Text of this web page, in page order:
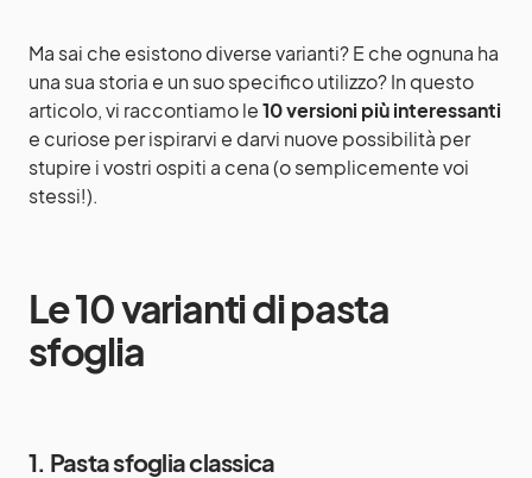
Ma sai che esistono diverse varianti? E che ognuna ha
una sua storia e un suo specifico utilizzo? In questo
articolo, vi raccontiamo le10 versioni più interessanti
e curiose per ispirarvi e darvi nuove possibilità per
stupire i vostri ospiti a cena (o semplicemente voi
stessi!).
Le 10 varianti di pasta
sfoglia
1. Pasta sfoglia classica